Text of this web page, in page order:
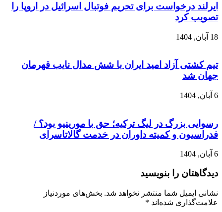
ایرلند درخواست برای تحریم فوتبال اسرائیل در اروپا را
تصویب کرد
18 آبان, 1404
تیم کشتی آزاد امید ایران با شش مدال نایب قهرمان
جهان شد
6 آبان, 1404
رسوایی بزرگ در لیگ ترکیه؛ حق با مورینیو بود؟ /
فدراسیون و کمیته داوران در خدمت گالاتاسرای
6 آبان, 1404
دیدگاهتان را بنویسید
نشانی ایمیل شما منتشر نخواهد شد. بخش‌های موردنیاز
علامت‌گذاری شده‌اند *